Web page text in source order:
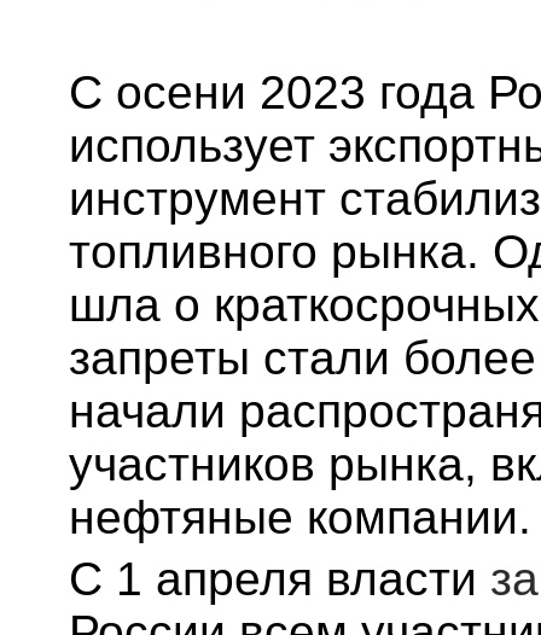
С осени 2023 года
использует
инструмент
топливного рынка.
шла о
запреты стали
начали
участников рынка,
нефтяные компании.
С 1 апреля власти